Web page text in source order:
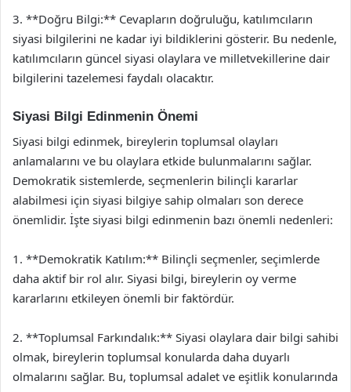
3. **Doğru Bilgi:** Cevapların doğruluğu, katılımcıların
siyasi bilgilerini ne kadar iyi bildiklerini gösterir. Bu nedenle,
katılımcıların güncel siyasi olaylara ve milletvekillerine dair
bilgilerini tazelemesi faydalı olacaktır.
Siyasi Bilgi Edinmenin Önemi
Siyasi bilgi edinmek, bireylerin toplumsal olayları
anlamalarını ve bu olaylara etkide bulunmalarını sağlar.
Demokratik sistemlerde, seçmenlerin bilinçli kararlar
alabilmesi için siyasi bilgiye sahip olmaları son derece
önemlidir. İşte siyasi bilgi edinmenin bazı önemli nedenleri:
1. **Demokratik Katılım:** Bilinçli seçmenler, seçimlerde
daha aktif bir rol alır. Siyasi bilgi, bireylerin oy verme
kararlarını etkileyen önemli bir faktördür.
2. **Toplumsal Farkındalık:** Siyasi olaylara dair bilgi sahibi
olmak, bireylerin toplumsal konularda daha duyarlı
olmalarını sağlar. Bu, toplumsal adalet ve eşitlik konularında